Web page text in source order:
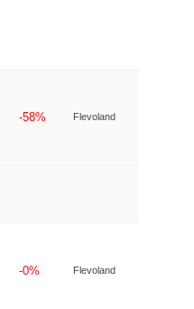
-58% Flevoland
-0% Flevoland